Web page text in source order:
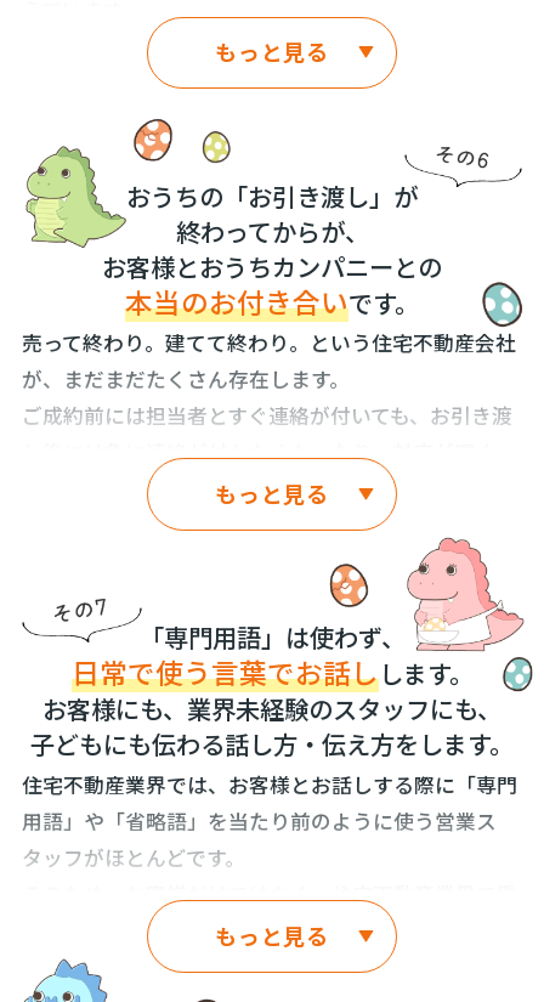
また、売主様によっては、広告に“わるいところ”を掲
載することを良しとしていただけない場合もあるかも
しれません。特に、他社様が販売元となっているおう
ちは“わるいところ”を掲載するのが難しいかもしれま
せん。ですが、おうちカンパニーの自社物件に関して
は、広告に“わるいところ”も必ず掲載します。
そして、お客様にご紹介する時には、他社様物件
の“わるいところ”も必ずお伝えするとお約束いたしま
す。
自社物件・他社様物件の区別なく“よいところ”・“わ
るいところ”を平等にお伝えし、おうちを購入される
判断基準にしていただきます。
そうすることで、おうちカンパニーはお客様から選ん
輝くおうちに心地よくお住まいいただくことを私たち
はサポートしていきます。
私たち、おうちカンパニーはお客様がご要望されたと
しても、そうすることによって出てくる、“よいとこ
ろ”・“わるいところ”も、それに対する代替案もお伝
えします。その上で、納得して、ご判断いただき、お
うちづくりを進めていただきたいと考えています。
しかし、そこまでしてもお客様のおうちづくりに後悔
がなくなることはありません…。
おうちづくりは奥が深いです。
ロフェッショナルであり続けます。
そして、もちろん、おうちカンパニーは、おうちづく
りだけではなく、おうちさがしの分野でも、プロ
フェッショナルであり続けます。
おうちカンパニーは、常に最新の住宅不動産情報を収
集し、お客様にいち早くお届けします。そして、お届
けるする情報は、おうちの“よいところ”・おうち
の“わるいところ”を全てお客様にお伝えします。
また、住宅ローンや税金・法律による建築規制などの
最新の知識取得も惜しみません。おうちさがしのプロ
フェッショナルとしてお客様に選ばれるよう当然に努
力して参ります。
た、「あのおうちを売却しておいて良かった。」と、
お客様に言っていただけることを目指します。
ことができるおうちを購入いただけることを前提とし
ます。
相場を逸脱するおうちを購入することがないように、
住宅ローンの支払いで苦しくなることがないように、
住宅ローン破綻がないように、おうちが古くなった時
のリフォーム費用をご購入時から計画できるように、
おうちに欠陥がないように。など、長期的な目線での
住宅購入計画を大切にし、ご提案します。
おうちの購入によって、人生を楽しめなくなるような
ことがあってはいけません。
せっかく、おうちカンパニーを選んで頂いたお客様
に、おうち・不動産のことがきっかけで、不幸になる
ことがないように、おうちを含めた、人生の長期計画
のご提案でもプロフェッショナルであり続けます。
お客様は、30年以上の住宅ローンを組み、「人生をか
「おうち」を購入されます。もしくは、大切な貯蓄を
注ぎ込んで「おうち」を購入されるのです。そのこと
を忘れず、お客様と接して参ります。
おうちを購入されるお客様がおられるということは、
当然、おうちを売却されるお客様もおられるというこ
とです。
世に出回っている販売中の「おうち」は、売主様が長
年に渡って住宅ローンをお支払いされたり、貯蓄を注
ぎ込んで購入されたりした、ご家族との思い出が込め
られた大切なおうちです。
おうちカンパニーは「おうち」・「不動産」を、「モ
ノ」・「物件」・「商品」として扱うことは致しませ
ん。
「1980万円」で販売されているおうちを、軽々しく
「イチキュッパ」と表現することは、絶対に致しませ
ん。住宅不動産業界では、おうちの価格を「イチ
キュッパ・ニキュッパ・サンキュッパ」と表現する人
が多くいます。その表現には、人生をかけて「おう
ち」を購入・売却されることに敬意が感じられませ
私たち、おうちカンパニーは、お客様とおうちに、尊
敬と感謝の気持ちを持って、住宅不動産の売買に携
もっと見る
おうちの「お引き渡し」が
終わってからが、
お客様とおうちカンパニーとの
本当のお付き合いです。
売って終わり。建てて終わり。という住宅不動産会社
が、まだまだたくさん存在します。
ご成約前には担当者とすぐ連絡が付いても、お引き渡
し後には急に連絡が付かなくなったり、対応が遅く
なったりすることが、住宅不動産業界では、いまだに
当たり前の状態になっています。
しかし、おうちカンパニーは、おうちのお引き渡しが
終わってからが、お客様との本当のお付き合いだと
思っています。
おうちは、新築住宅だとしても、建てたら終わり、で
はありません。定期的にメンテナンスすることで、お
うちの耐久性も住み心地も大きく変わります。メンテ
ナンスが良好なおうちとそうでないおうちでは5年も
経てば全く違うおうちになってしまいます。新築住
をすればいいのか、定期的にお客様に助言して参りま
す。
もっと見る
「専門用語」は使わず、
日常で使う言葉でお話しします。
お客様にも、業界未経験のスタッフにも、
子どもにも伝わる話し方・伝え方をします。
住宅不動産業界では、お客様とお話しする際に「専門
用語」や「省略語」を当たり前のように使う営業ス
タッフがほとんどです。
そのため、お客様だけではなく、住宅不動産業界で働
いている経験が浅いスタッフですら、言葉の意味が伝
わらないことが多々あります。それが業界の当たり前
もっと見る